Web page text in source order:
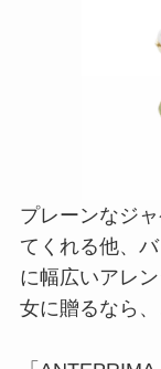
プレーンなジ
てくれる他、
に幅広いアレ
女に贈るなら